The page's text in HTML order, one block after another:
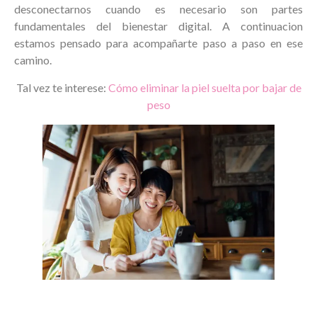
desconectarnos cuando es necesario son partes
fundamentales del bienestar digital. A continuacion
estamos pensado para acompañarte paso a paso en ese
camino.
Tal vez te interese: Cómo eliminar la piel suelta por bajar de
peso